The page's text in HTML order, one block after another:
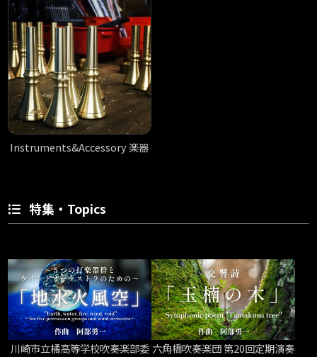
Instruments&Accessory 楽器
特集・Topics
川崎市立橘高等学校吹奏楽部委 六角橋吹奏楽団 第20回定期演奏